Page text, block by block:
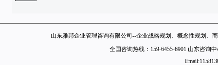
山东雅邦企业管理咨询有限公司--企业战略规划、概念性规划、
全国咨询热线：159-6455-6901 山东咨询